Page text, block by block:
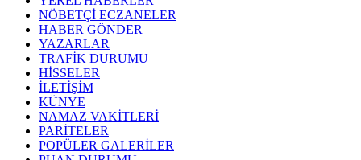
NÖBETÇİ ECZANELER
HABER GÖNDER
YAZARLAR
TRAFİK DURUMU
HİSSELER
İLETİŞİM
KÜNYE
NAMAZ VAKİTLERİ
PARİTELER
POPÜLER GALERİLER